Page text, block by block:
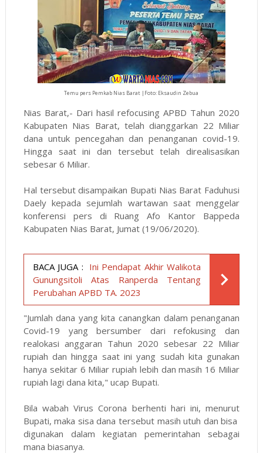
Temu pers Pemkab Nias Barat |Foto: Eksaudin Zebua
Nias Barat,- Dari hasil refocusing APBD Tahun 2020
Kabupaten Nias Barat, telah dianggarkan 22 Miliar
dana untuk pencegahan dan penanganan covid-19.
Hingga saat ini dan tersebut telah direalisasikan
sebesar 6 Miliar.
Hal tersebut disampaikan Bupati Nias Barat Faduhusi
Daely kepada sejumlah wartawan saat menggelar
konferensi pers di Ruang Afo Kantor Bappeda
Kabupaten Nias Barat, Jumat (19/06/2020).
BACA JUGA : Ini Pendapat Akhir Walikota
Gunungsitoli Atas Ranperda Tentang
Perubahan APBD TA. 2023
"Jumlah dana yang kita canangkan dalam penanganan
Covid-19 yang bersumber dari refokusing dan
realokasi anggaran Tahun 2020 sebesar 22 Miliar
rupiah dan hingga saat ini yang sudah kita gunakan
hanya sekitar 6 Miliar rupiah lebih dan masih 16 Miliar
rupiah lagi dana kita," ucap Bupati.
Bila wabah Virus Corona berhenti hari ini, menurut
Bupati, maka sisa dana tersebut masih utuh dan bisa
digunakan dalam kegiatan pemerintahan sebagai
mana biasanya.